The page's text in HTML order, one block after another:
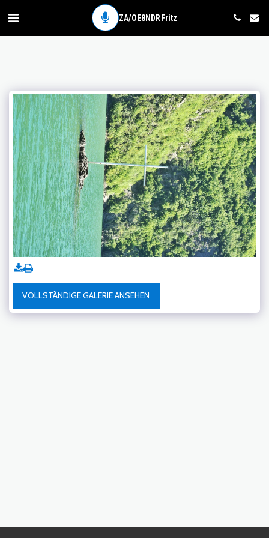
ZA/OE8NDR Fritz
VOLLSTÄNDIGE GALERIE ANSEHEN